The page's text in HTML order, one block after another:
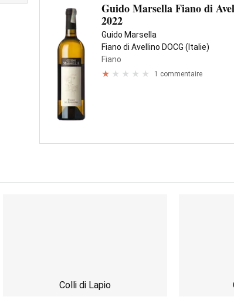
Guido Marsella Fiano di
2022
Guido Marsella
Fiano di Avellino DOCG (Italie)
Fiano
1 commentaire
Colli di Lapio